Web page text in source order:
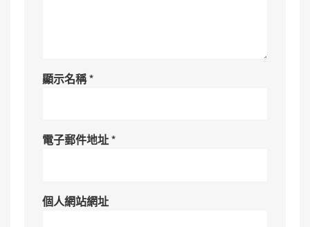
顯示名稱*
電子郵件地址*
個人網站網址